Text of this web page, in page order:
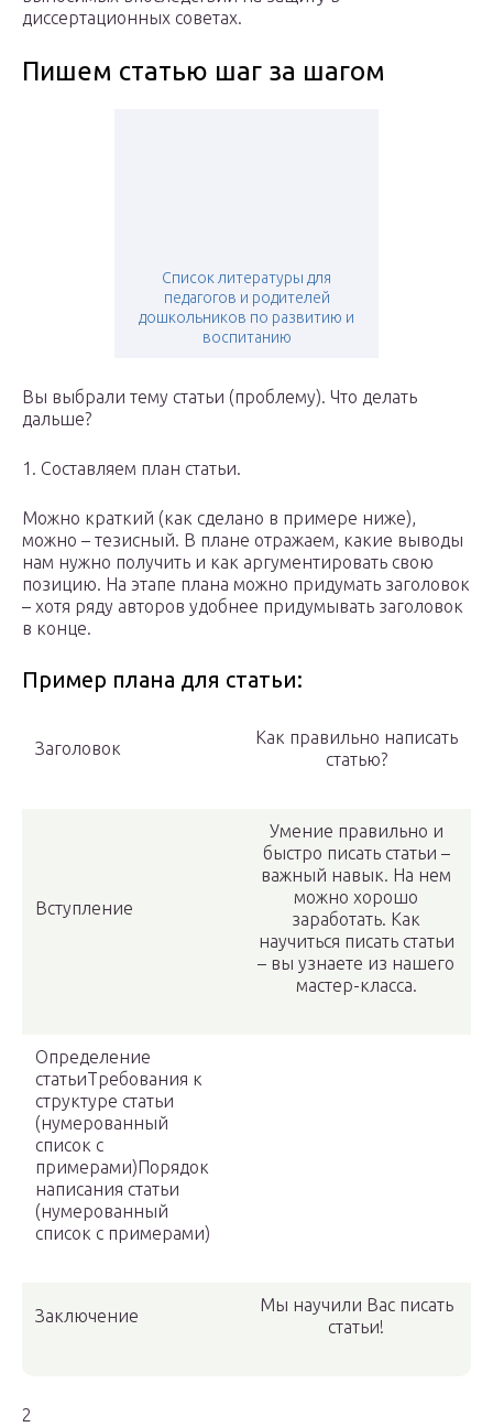
диссертационных советах.
Пишем статью шаг за шагом
Список литературы для
педагогов и родителей
дошкольников по развитию и
воспитанию
Вы выбрали тему статьи (проблему). Что делать
дальше?
1. Составляем план статьи.
Можно краткий (как сделано в примере ниже),
можно – тезисный. В плане отражаем, какие выводы
нам нужно получить и как аргументировать свою
позицию. На этапе плана можно придумать заголовок
– хотя ряду авторов удобнее придумывать заголовок
в конце.
Пример плана для статьи:
Заголовок
Как правильно написать
статью?
Вступление
Умение правильно и
быстро писать статьи –
важный навык. На нем
можно хорошо
заработать. Как
научиться писать статьи
– вы узнаете из нашего
мастер-класса.
Определение
статьиТребования к
структуре статьи
(нумерованный
список с
примерами)Порядок
написания статьи
(нумерованный
список с примерами)
Заключение
Мы научили Вас писать
статьи!
2